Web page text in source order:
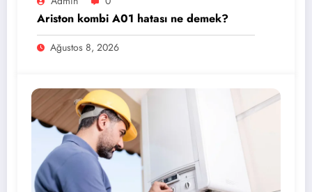
Ariston kombi A01 hatası ne demek?
Ağustos 8, 2026